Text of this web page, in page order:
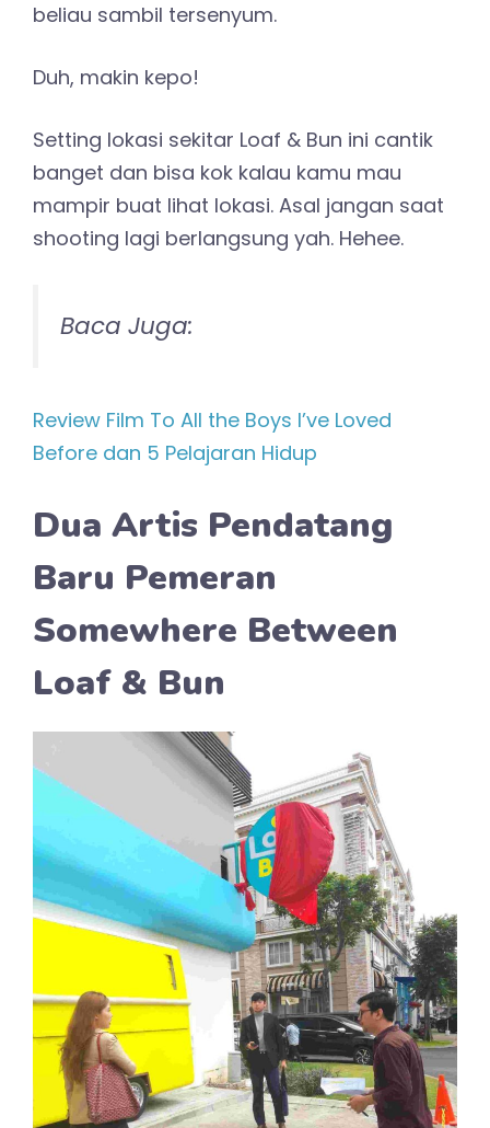
beliau sambil tersenyum.
Duh, makin kepo!
Setting lokasi sekitar Loaf & Bun ini cantik
banget dan bisa kok kalau kamu mau
mampir buat lihat lokasi. Asal jangan saat
shooting lagi berlangsung yah. Hehee.
Baca Juga:
Review Film To All the Boys I’ve Loved
Before dan 5 Pelajaran Hidup
Dua Artis Pendatang
Baru Pemeran
Somewhere Between
Loaf & Bun